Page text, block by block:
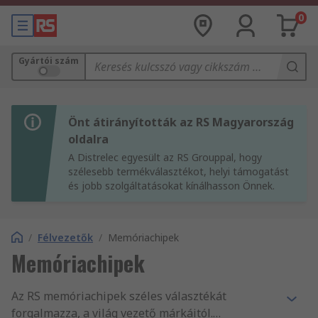
0
Gyártói szám
Önt átirányították az RS Magyarország
oldalra
A Distrelec egyesült az RS Grouppal, hogy
szélesebb termékválasztékot, helyi támogatást
és jobb szolgáltatásokat kínálhasson Önnek.
/ Félvezetők / Memóriachipek
Memóriachipek
Az RS memóriachipek széles választékát
forgalmazza, a világ vezető márkáitól.